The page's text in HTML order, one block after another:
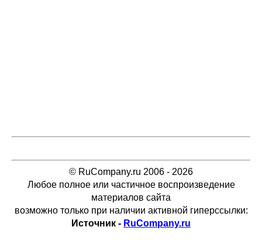
© RuCompany.ru 2006 - 2026
Любое полное или частичное воспроизведение
материалов сайта
возможно только при наличии активной гиперссылки:
Источник - RuCompany.ru